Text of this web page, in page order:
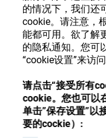
的情况下，我们还
cookie。请注意，
能都可用。欲了解
的隐私通知。您可
“cookie设置”来访
请点击“接受所有
cookie。您也可以
单击”保存设置”以
要的cockie）:
精密光学
我们是谁
加入我们
Español
Français
注册或登录以访
种眼镜光学耗材
注